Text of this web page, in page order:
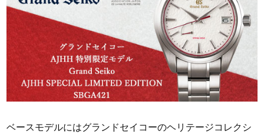
ベースモデルにはグランドセイコーのヘリテージコレクシ